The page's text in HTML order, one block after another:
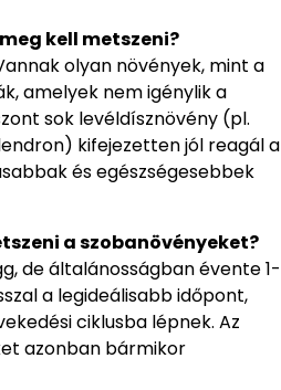
kell metszeni?
olyan növények, mint a
amelyek nem igénylik a
sok levéldísznövény (pl.
kifejezetten jól reagál a
és egészségesebbek
a szobanövényeket?
de általánosságban évente 1-
a legideálisabb időpont,
ciklusba lépnek. Az
azonban bármikor